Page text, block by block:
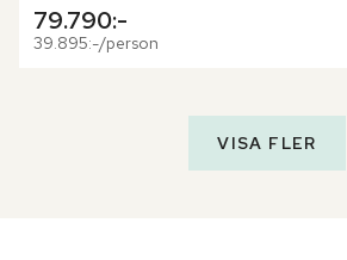
79.790:-
39.895:-/person
VISA FLER